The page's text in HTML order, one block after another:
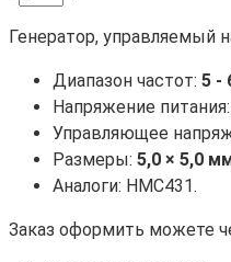
Генератор, управляемый
Диапазон частот: 5 -
Напряжение питания:
Управляющее
Размеры: 5,0 × 5,0
Аналоги: HMC431.
Заказ оформить можете